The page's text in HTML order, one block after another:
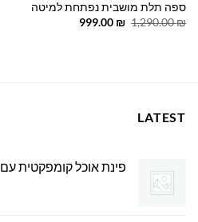
ספה תלת מושבית נפתחת למיטה
1,290.00₪
המחיר
999.00 ₪
המחיר
LATEST
פינת אוכל קומפקטית עם 4 כיסאות מרופדים